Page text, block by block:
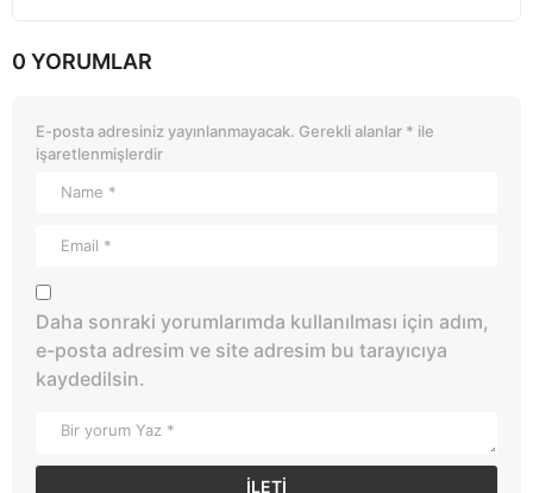
0 YORUMLAR
E-posta adresiniz yayınlanmayacak. Gerekli alanlar * ile
işaretlenmişlerdir
Daha sonraki yorumlarımda kullanılması için adım,
e-posta adresim ve site adresim bu tarayıcıya
kaydedilsin.